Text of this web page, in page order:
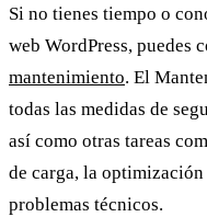
Si no tienes tiempo o
web WordPress, puedes
mantenimiento. El
todas las medidas de
así como otras tareas
de carga, la
problemas técnicos.